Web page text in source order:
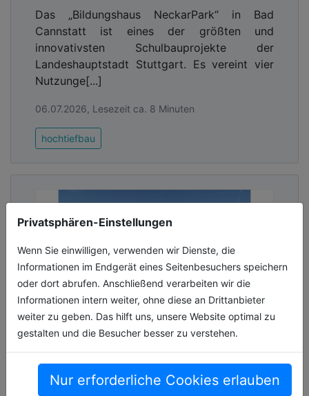
Privatsphären-Einstellungen
Wenn Sie einwilligen, verwenden wir Dienste, die
Informationen im Endgerät eines Seitenbesuchers speichern
oder dort abrufen. Anschließend verarbeiten wir die
Informationen intern weiter, ohne diese an Drittanbieter
weiter zu geben. Das hilft uns, unsere Website optimal zu
gestalten und die Besucher besser zu verstehen.
Nur erforderliche Cookies erlauben
angrenzenden Häusern und dem zentralen
Verkehrsknotenpunkt. Der umgestaltete
Montmelianer Platz wird so als Ortszentrum neu
definiert. Hieraus ergaben sich auch die
besonderen Anforderungen an die Pflasterflächen.
In erster Linie galt es natürlich für das Areal samt
Außengastronomie eine besonders hohe
Aufenthaltsqualität mit komplett barrierefreier
Bewegungsmöglichkeit zu schaffen. Gewünscht
einfügt – aufgelockert durch Elemente aus
Sandstein und Granit für Pflanzeinfassungen,
Treppenanlagen oder Muldenrinnen“
Das „Bildungshaus NeckarPark“ in Bad
Cannstatt ist eines der größten und
innovativsten Schulbauprojekte der
Landeshauptstadt Stuttgart. Es vereint vier
Nutzunge[...]
06.07.2026, Lesezeit ca. 8 Minuten
hochtiefbau
Neue Weserpromenade Blumenthal
eröffnet